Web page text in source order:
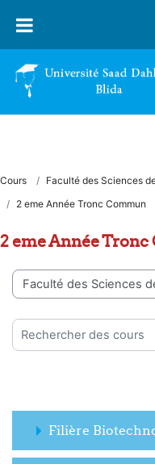
Cours
Faculté des Sciences
2 eme Année Tronc Commun
2 eme Année
Catégories de cours
Rechercher des cours
Filière